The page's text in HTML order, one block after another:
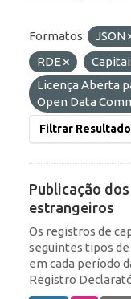
Formatos: JSON
RDE
Licença Aberta
Open Data
Filtrar
Publicação
estrangeiros
Os registros de
seguintes tipos
em cada período
Registro